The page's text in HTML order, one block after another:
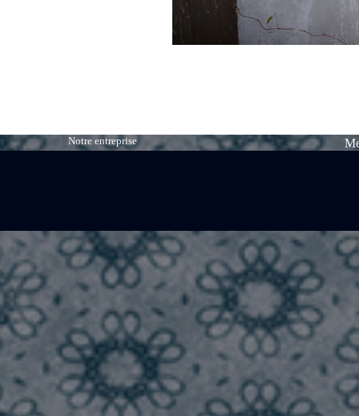
Notre entreprise